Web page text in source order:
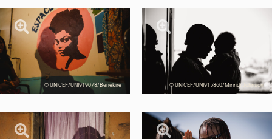
© UNICEF/UNI919078/Benekire © UNICEF/UNI915860/Mirindi Johnson